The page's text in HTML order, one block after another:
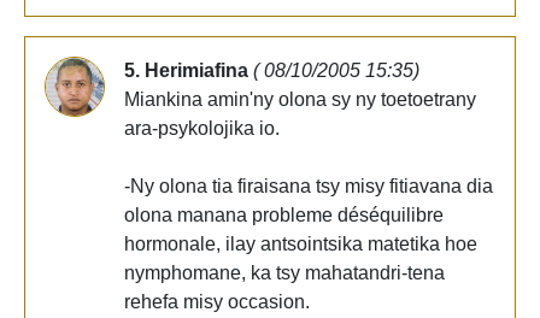
5. Herimiafina ( 08/10/2005 15:35)
Miankina amin'ny olona sy ny toetoetrany
ara-psykolojika io.
-Ny olona tia firaisana tsy misy fitiavana dia
olona manana probleme déséquilibre
hormonale, ilay antsointsika matetika hoe
nymphomane, ka tsy mahatandri-tena
rehefa misy occasion.